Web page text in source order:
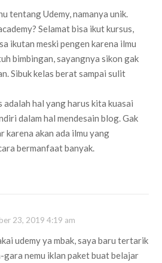
tentang Udemy, namanya unik.
Selamat bisa ikut kursus,
ikutan meski pengen karena ilmu
bimbingan, sayangnya sikon gak
Sibuk kelas berat sampai sulit
adalah hal yang harus kita kuasai
dalam hal mendesain blog. Gak
karena akan ada ilmu yang
bermanfaat banyak.
23, 2019 4:19 am
udemy ya mbak, saya baru tertarik
gara nemu iklan paket buat belajar